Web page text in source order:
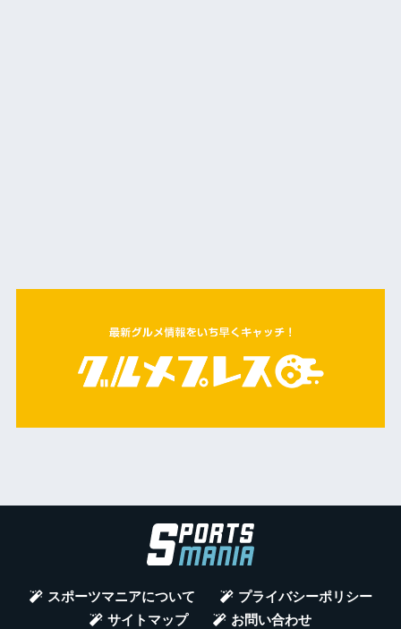
スポーツマニアについて
プライバシーポリシー
サイトマップ
お問い合わせ